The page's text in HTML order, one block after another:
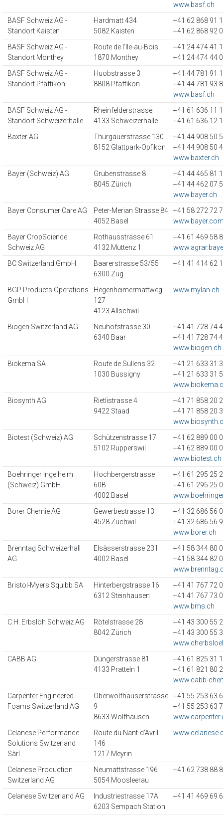
www.basf.ch
BASF Schweiz AG -
Standort Kaisten
Hardmatt 434
5082 Kaisten
+41 62 868 91
+41 62 868 92
BASF Schweiz AG -
Standort Monthey
Route de l'Ile-au-Bois
1870 Monthey
+41 24 474 41
+41 24 474 44
BASF Schweiz AG -
Standort Pfäffikon
Huobstrasse 3
8808 Pfäffikon
+41 44 781 91
+41 44 781 93
www.basf.ch
BASF Schweiz AG -
Standort Schweizerhalle
Rheinfelderstrasse
4133 Schweizerhalle
+41 61 636 11
+41 61 636 12
Baxter AG
Thurgauerstrasse 130
8152 Glattpark-Opfikon
+41 44 908 50
+41 44 908 50
www.baxter.ch
Bayer (Schweiz) AG
Grubenstrasse 8
8045 Zürich
+41 44 465 81
+41 44 462 07
www.bayer.ch
Bayer Consumer Care AG
Peter-Merian Strasse 84
4052 Basel
+41 58 272 72
Bayer CropScience
Schweiz AG
Rothausstrasse 61
4132 Muttenz 1
+41 61 469 58
BC Switzerland GmbH
Baarerstrasse 53/55
6300 Zug
+41 41 414 62
BGP Products Operations
GmbH
Hegenheimermattweg
127
4123 Allschwil
www.mylan.ch
Biogen Switzerland AG
Neuhofstrasse 30
6340 Baar
+41 41 728 74
+41 41 728 74
www.biogen.ch
Biokema SA
Route de Sullens 32
1030 Bussigny
+41 21 633 31
+41 21 633 31
Biosynth AG
Rietlistrasse 4
9422 Staad
+41 71 858 20
+41 71 858 20
Biotest (Schweiz) AG
Schützenstrasse 17
5102 Rupperswil
+41 62 889 00
+41 62 889 00
www.biotest.ch
Boehringer Ingelheim
(Schweiz) GmbH
Hochbergerstrasse
60B
4002 Basel
+41 61 295 25
+41 61 295 25
Borer Chemie AG
Gewerbestrasse 13
4528 Zuchwil
+41 32 686 56
+41 32 686 56
www.borer.ch
Brenntag Schweizerhall
AG
Elsässerstrasse 231
4002 Basel
+41 58 344 80
+41 58 344 82
Bristol-Myers Squibb SA
Hinterbergstrasse 16
6312 Steinhausen
+41 41 767 72
+41 41 767 73
www.bms.ch
C.H. Erbslöh Schweiz AG
Rötelstrasse 28
8042 Zürich
+41 43 300 55
+41 43 300 55
CABB AG
Düngerstrasse 81
4133 Pratteln 1
+41 61 825 31
+41 61 821 80
www.cabb-
Carpenter Engineered
Foams Switzerland AG
Oberwolfhauserstrasse
9
8633 Wolfhausen
+41 55 253 63
+41 55 253 63
Celanese Performance
Solutions Switzerland
Sàrl
Route du Nant-d'Avril
146
1217 Meyrin
Celanese Production
Switzerland AG
Neumattstrasse 196
5054 Moosleerau
+41 62 738 88
Celanese Switzerland AG
Industriestrasse 17A
6203 Sempach Station
+41 41 469 69